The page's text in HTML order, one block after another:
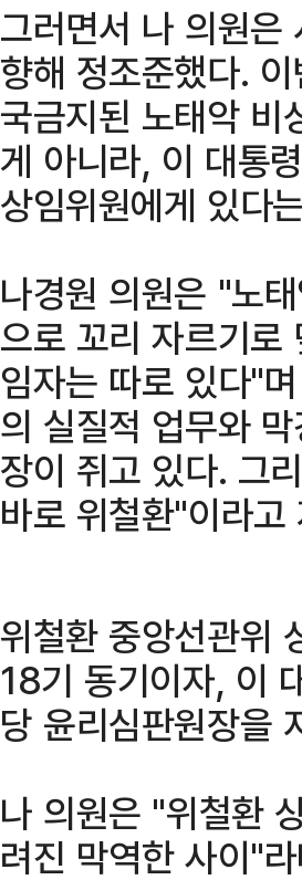
그러면서 나 의원은
향해 정조준했다.
국금지된 노태악 비
게 아니라, 이 대통
상임위원에게 있다
나경원 의원은 "노
으로 꼬리 자르기로
임자는 따로 있다"
의 실질적 업무와
장이 쥐고 있다. 그
바로 위철환"이라고
위철환 중앙선관위
18기 동기이자, 이
당 윤리심판원장을
나 의원은 "위철환
려진 막역한 사이"